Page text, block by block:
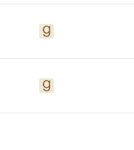
und Finalist-
NEWS-Best